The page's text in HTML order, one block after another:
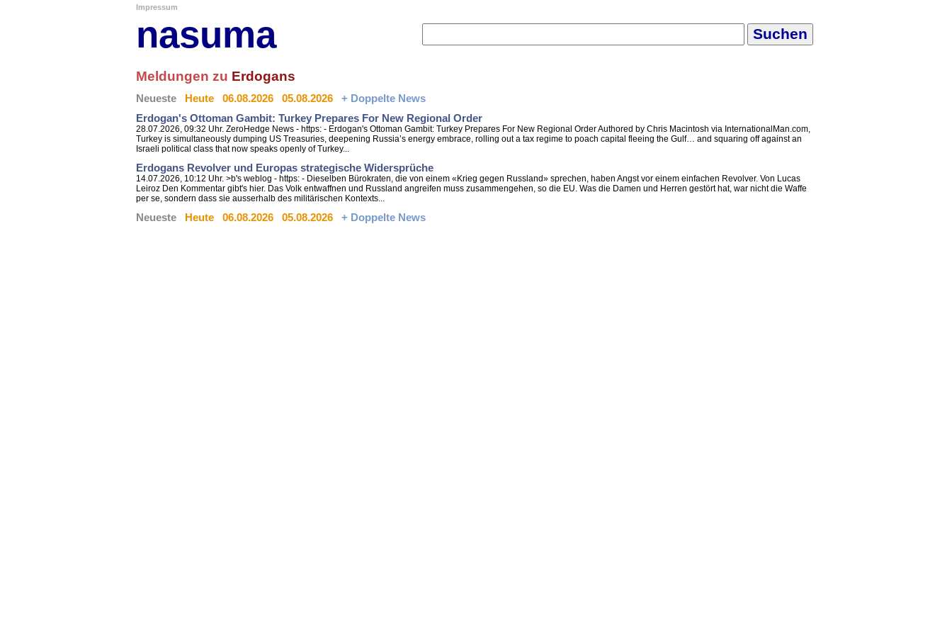
Impressum
nasuma
Meldungen zu Erdogans
Neueste Heute 06.08.2026 05.08.2026
+ Doppelte News
Erdogan's Ottoman Gambit: Turkey Prepares For New Regional Order
28.07.2026, 09:32 Uhr. ZeroHedge News - https: - Erdogan's Ottoman Gambit: Turkey Prepares For New Regional Order Authored by Chris Macintosh via InternationalMan.com,
Turkey is simultaneously dumping US Treasuries, deepening Russia’s energy embrace, rolling out a tax regime to poach capital fleeing the Gulf… and squaring off against an
Israeli political class that now speaks openly of Turkey...
Erdogans Revolver und Europas strategische Widersprüche
14.07.2026, 10:12 Uhr. >b's weblog - https: - Dieselben Bürokraten, die von einem «Krieg gegen Russland» sprechen, haben Angst vor einem einfachen Revolver. Von Lucas
Leiroz Den Kommentar gibt's hier. Das Volk entwaffnen und Russland angreifen muss zusammengehen, so die EU. Was die Damen und Herren gestört hat, war nicht die Waffe
per se, sondern dass sie ausserhalb des militärischen Kontexts...
Neueste Heute 06.08.2026 05.08.2026 + Doppelte News